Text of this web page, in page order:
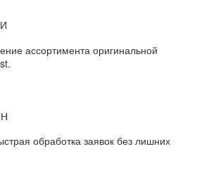
ассортимента оригинальной
обработка заявок без лишних